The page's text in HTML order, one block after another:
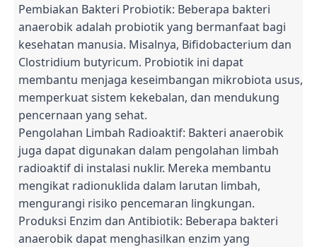
Pembiakan Bakteri Probiotik: Beberapa bakteri
anaerobik adalah probiotik yang bermanfaat bagi
kesehatan manusia. Misalnya, Bifidobacterium dan
Clostridium butyricum. Probiotik ini dapat
membantu menjaga keseimbangan mikrobiota usus,
memperkuat sistem kekebalan, dan mendukung
pencernaan yang sehat.
Pengolahan Limbah Radioaktif: Bakteri anaerobik
juga dapat digunakan dalam pengolahan limbah
radioaktif di instalasi nuklir. Mereka membantu
mengikat radionuklida dalam larutan limbah,
mengurangi risiko pencemaran lingkungan.
Produksi Enzim dan Antibiotik: Beberapa bakteri
anaerobik dapat menghasilkan enzim yang